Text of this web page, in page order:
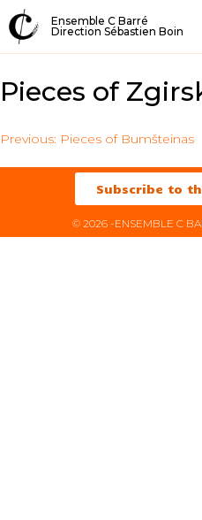
Ensemble C Barré
Direction Sébastien Boin
Pieces of
Previous: Pieces of Bumšteinas
Subscribe to
© 2026 -ENSEMBLE C